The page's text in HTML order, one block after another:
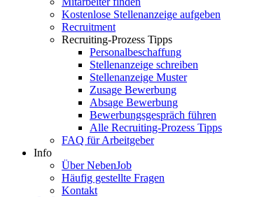
Kostenlose Stellenanzeige aufgeben
Recruitment
Recruiting-Prozess Tipps
Personalbeschaffung
Stellenanzeige schreiben
Stellenanzeige Muster
Zusage Bewerbung
Absage Bewerbung
Bewerbungsgespräch führen
Alle Recruiting-Prozess Tipps
FAQ für Arbeitgeber
Info
Über NebenJob
Häufig gestellte Fragen
Kontakt